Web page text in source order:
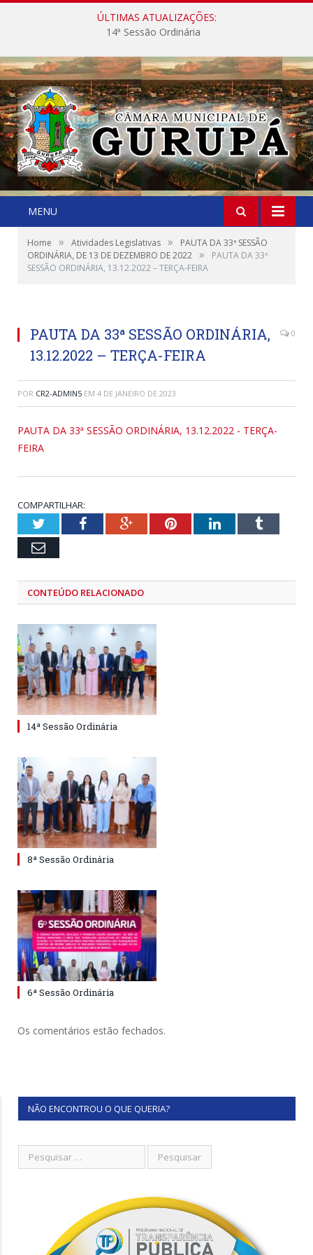
ÚLTIMAS ATUALIZAÇÕES:
14ª Sessão Ordinária
MENU
Home » Atividades Legislativas »
PAUTA DA 33ª SESSÃO
ORDINÁRIA, DE 13 DE DEZEMBRO DE 2022 »
PAUTA DA 33ª
SESSÃO ORDINÁRIA, 13.12.2022 – TERÇA-FEIRA
PAUTA DA 33ª SESSÃO ORDINÁRIA,
13.12.2022 – TERÇA-FEIRA
0
POR CR2-ADMIN5 EM 4 DE JANEIRO DE 2023
PAUTA DA 33ª SESSÃO ORDINÁRIA, 13.12.2022 - TERÇA-
FEIRA
COMPARTILHAR:
TwitterFacebookGoogle+PinterestLinkedInTumblr
Email
CONTEÚDO RELACIONADO
14ª Sessão Ordinária
8ª Sessão Ordinária
6ª Sessão Ordinária
Os comentários estão fechados.
NÃO ENCONTROU O QUE QUERIA?